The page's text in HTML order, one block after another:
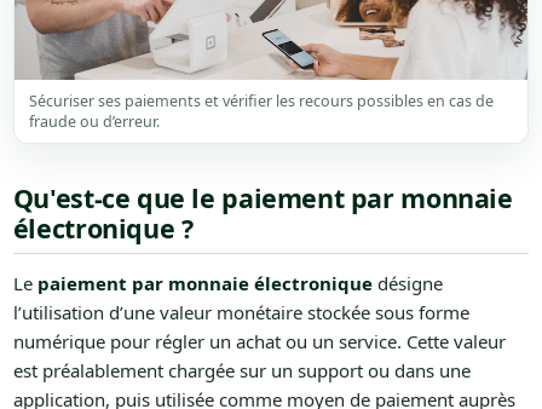
Sécuriser ses paiements et vérifier les recours possibles en cas de
fraude ou d’erreur.
Qu'est-ce que le paiement par monnaie
électronique ?
Le paiement par monnaie électroniquedésigne
l’utilisation d’une valeur monétaire stockée sous forme
numérique pour régler un achat ou un service. Cette valeur
est préalablement chargée sur un support ou dans une
application, puis utilisée comme moyen de paiement auprès